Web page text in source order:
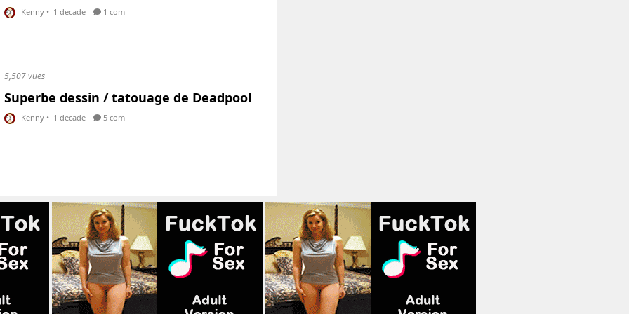
Kenny • 1 decade 1 com
5,507 vues
Superbe dessin / tatouage de Deadpool
Kenny • 1 decade 5 com